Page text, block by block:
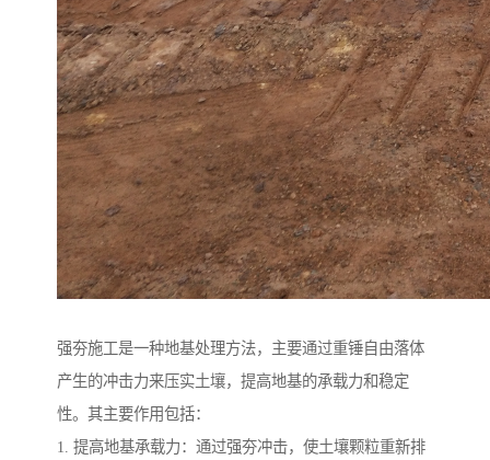
强夯施工是一种地基处理方法，主要通过重锤自由落体
产生的冲击力来压实土壤，提高地基的承载力和稳定
性。其主要作用包括：
1. 提高地基承载力：通过强夯冲击，使土壤颗粒重新排